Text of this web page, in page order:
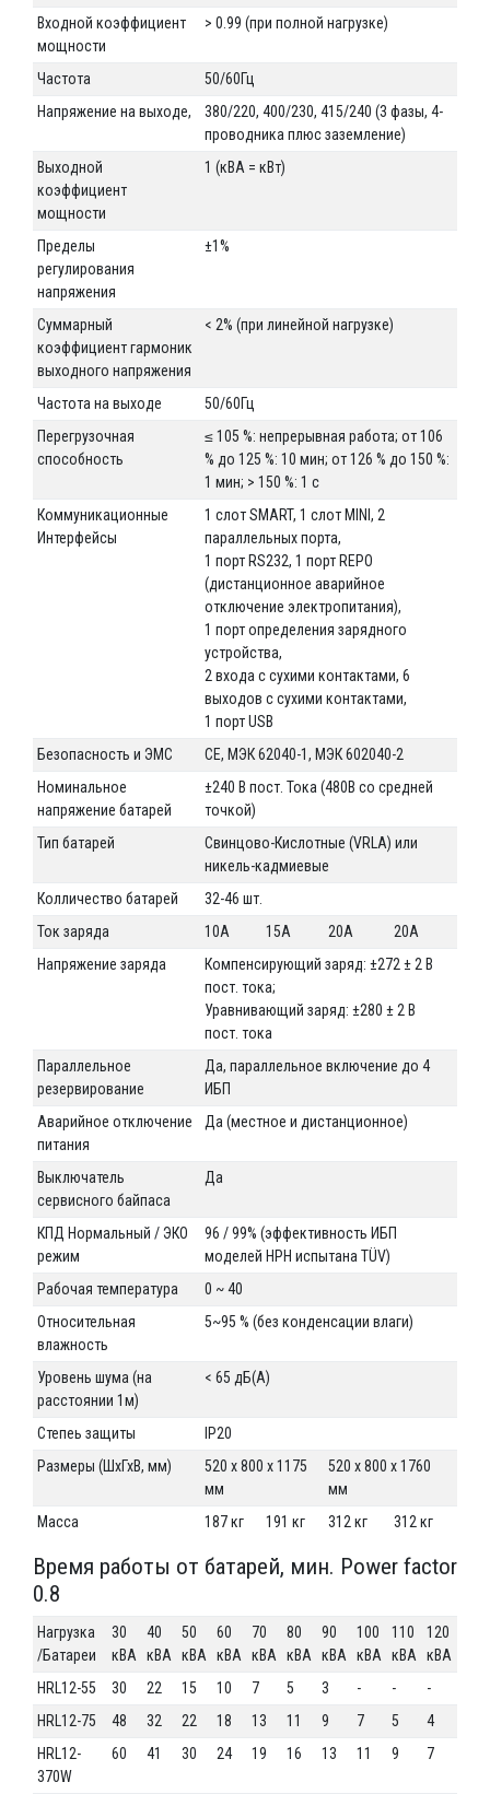
Входной коэффициент
мощности
> 0.99 (при полной нагрузке)
Частота
50/60Гц
Напряжение на выходе,
380/220, 400/230, 415/240 (3 фазы, 4-
проводника плюс заземление)
Выходной
коэффициент
мощности
1 (кВА = кВт)
Пределы
регулирования
напряжения
±1%
Суммарный
коэффициент гармоник
выходного напряжения
< 2% (при линейной нагрузке)
Частота на выходе
50/60Гц
Перегрузочная
способность
≤ 105 %: непрерывная работа; от 106
% до 125 %: 10 мин; от 126 % до 150 %:
1 мин; > 150 %: 1 с
Коммуникационные
Интерфейсы
1 слот SMART, 1 слот MINI, 2
параллельных порта,
1 порт RS232, 1 порт REPO
(дистанционное аварийное
отключение электропитания),
1 порт определения зарядного
устройства,
2 входа с сухими контактами, 6
выходов с сухими контактами,
1 порт USB
Безопасность и ЭМС
CE, МЭК 62040-1, МЭК 602040-2
Номинальное
напряжение батарей
±240 В пост. Тока (480В со средней
точкой)
Тип батарей
Свинцово-Кислотные (VRLA) или
никель-кадмиевые
Колличество батарей
32-46 шт.
Ток заряда
10А 15А 20А
20А
Напряжение заряда
Компенсирующий заряд: ±272 ± 2 В
пост. тока;
Уравнивающий заряд: ±280 ± 2 В
пост. тока
Параллельное
резервирование
Да, параллельное включение до 4
ИБП
Аварийное отключение
питания
Да (местное и дистанционное)
Выключатель
сервисного байпаса
Да
КПД Нормальный / ЭКО
режим
96 / 99% (эффективность ИБП
моделей HPH испытана TÜV)
Рабочая температура
0 ~ 40
Относительная
влажность
5~95 % (без конденсации влаги)
Уровень шума (на
расстоянии 1м)
< 65 дБ(А)
Степеь защиты
IP20
Размеры (ШхГхВ, мм)
520 x 800 x 1175
мм
520 x 800 x 1760
мм
Масса
187 кг 191 кг 312 кг 312 кг
Время работы от батарей, мин. Power factor
0.8
Нагрузка
/Батареи
30
кВА
40
кВА
50
кВА
60
кВА
70
кВА
80
кВА
90
кВА
100
кВА
110
кВА
120
кВА
HRL12-55
30 22 15 10 7 5 3 - -
-
HRL12-75
48 32 22 18 13 11 9 7 5
4
HRL12-
370W
60 41 30 24 19 16 13 11 9 7